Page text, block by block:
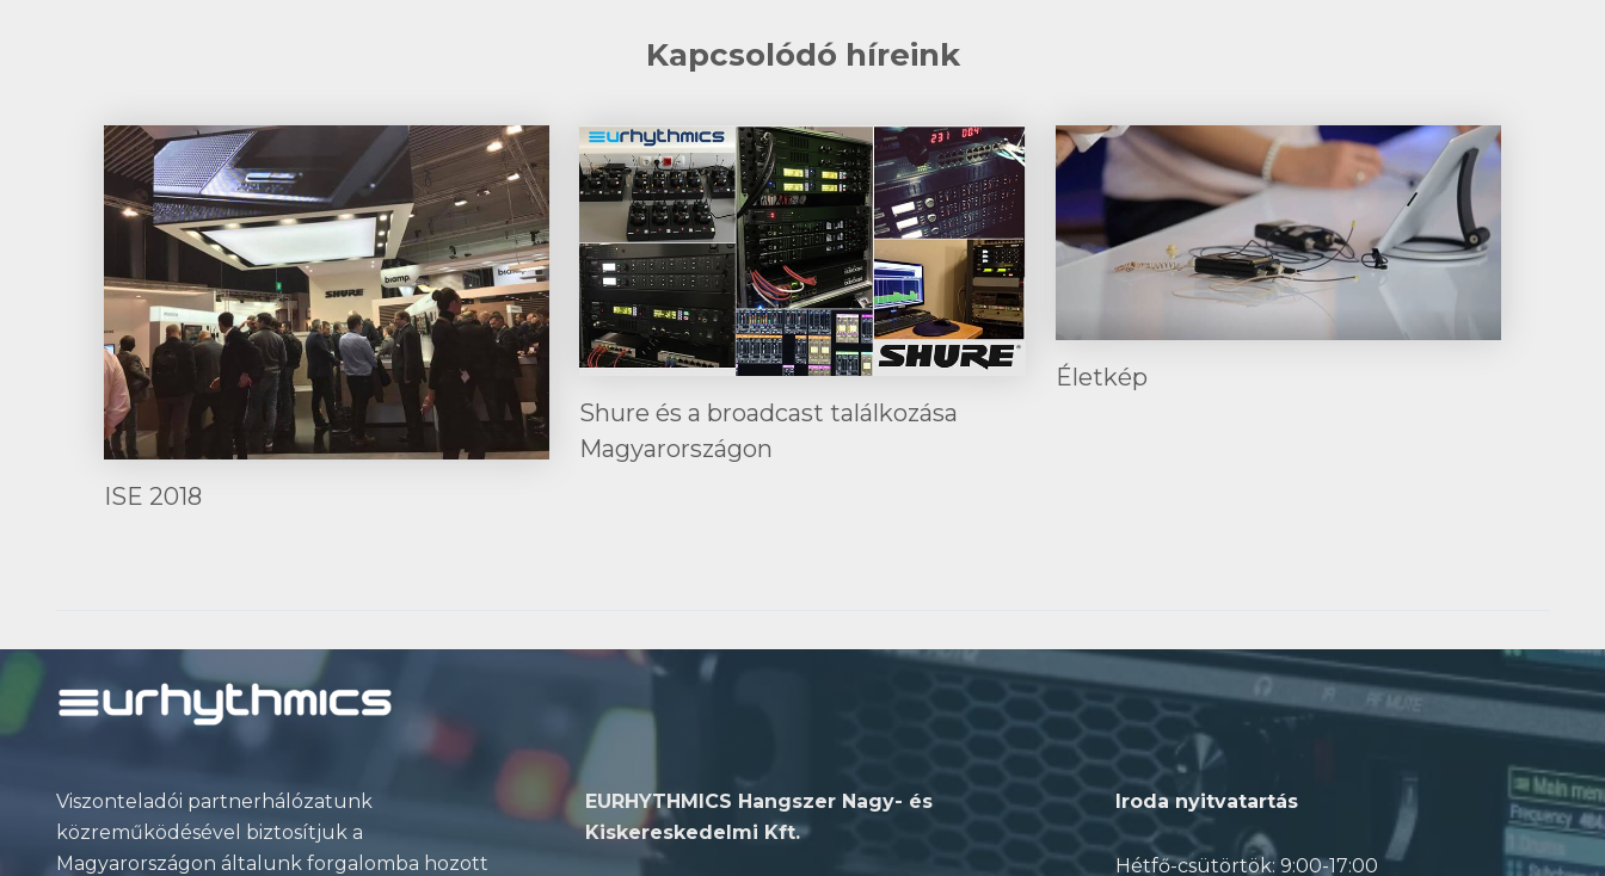
Kapcsolódó híreink
ISE 2018
Shure és a broadcast találkozása
Magyarországon
Életkép
navigation
Viszonteladói partnerhálózatunk
közreműködésével biztosítjuk a
Magyarországon általunk forgalomba hozott
EURHYTHMICS Hangszer Nagy- és
Kiskereskedelmi Kft.
Iroda nyitvatartás
Hétfő-csütörtök: 9:00-17:00